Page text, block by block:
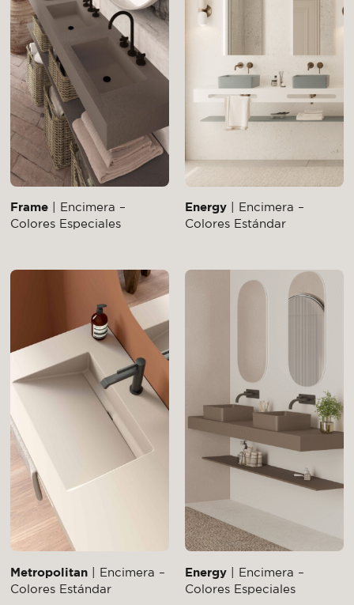
Frame | Encimera –
Colores Especiales
Energy | Encimera –
Colores Estándar
Metropolitan | Encimera –
Colores Estándar
Energy | Encimera –
Colores Especiales